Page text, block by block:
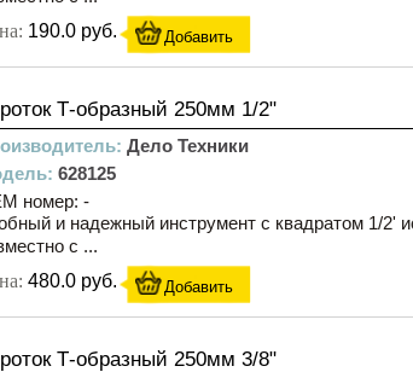
190.0 руб. Добавить
Т-образный 250мм 1/2"
Дело Техники
628125
номер: -
и надежный инструмент с квадратом 1/2'
с ...
480.0 руб. Добавить
Т-образный 250мм 3/8"